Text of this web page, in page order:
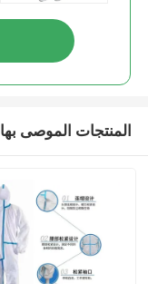
المنتجات الموصى بها